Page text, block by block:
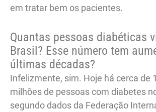
em tratar bem os pacientes.
Quantas pessoas diabéticas
Brasil? Esse número tem
últimas décadas?
Infelizmente, sim. Hoje há cerca de
milhões de pessoas com diabetes
segundo dados da Federação